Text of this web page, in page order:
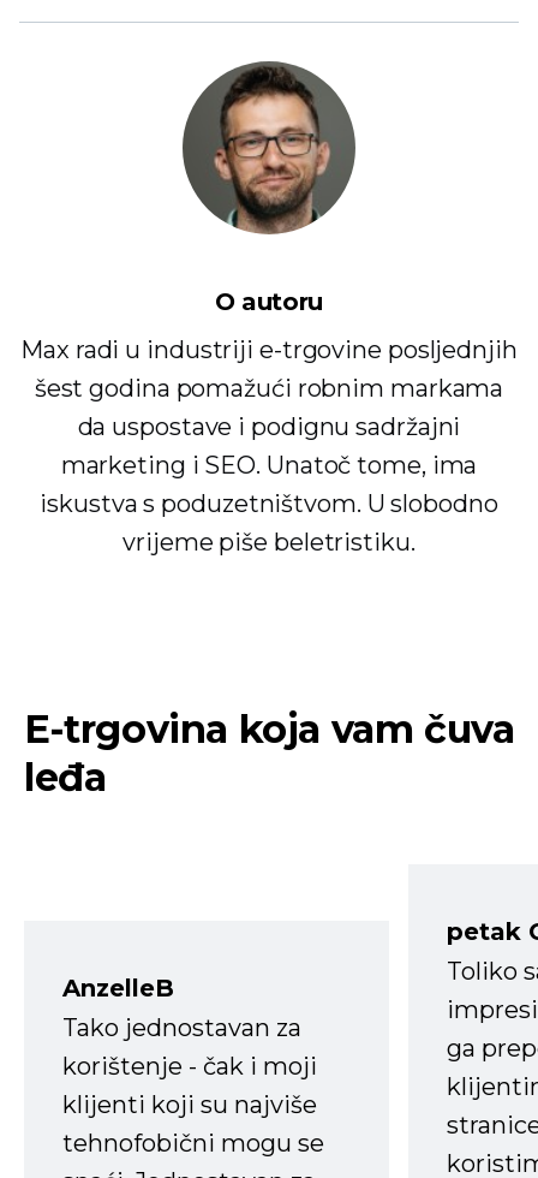
O autoru
Max radi u industriji e-trgovine posljednjih
šest godina pomažući robnim markama
da uspostave i podignu sadržajni
marketing i SEO. Unatoč tome, ima
iskustva s poduzetništvom. U slobodno
vrijeme piše beletristiku.
E-trgovina koja vam čuva
leđa
AnzelleB
Tako jednostavan za
korištenje - čak i moji
klijenti koji su najviše
tehnofobični mogu se
petak
Toliko
ga